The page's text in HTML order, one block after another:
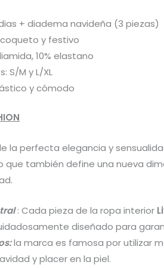
+ diadema navideña (3 piezas)
coqueto y festivo
10% elastano
S/M y L/XL
y cómodo
la perfecta elegancia y
que también define una nueva
: Cada pieza de la ropa interior
diseñado para
la marca es famosa por utilizar
y placer en la piel.